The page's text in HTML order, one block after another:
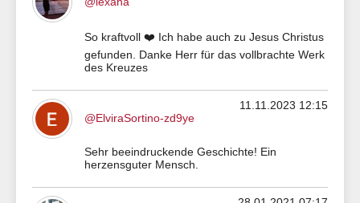
So kraftvoll ❤️ Ich habe auch zu Jesus Christus
gefunden. Danke Herr für das vollbrachte Werk
des Kreuzes
11.11.2023 12:15
@ElviraSortino-zd9ye
Sehr beeindruckende Geschichte! Ein
herzensguter Mensch.